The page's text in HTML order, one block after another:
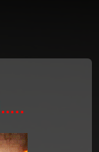
…..